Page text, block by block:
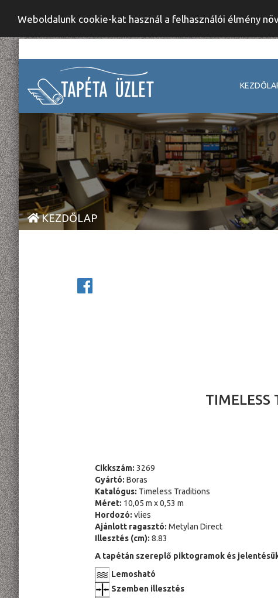
Weboldalunk cookie-kat használ a felhasználói élmény
KEZDŐLAP
TIMELESS
Cikkszám: 3269
Gyártó: Boras
Katalógus: Timeless Traditions
Méret: 10,05 m x 0,53 m
Hordozó: vlies
Ajánlott ragasztó: Metylan Direct
Illesztés (cm): 8.83
A tapétán szereplő piktogramok és
Lemosható
Szemben illesztés